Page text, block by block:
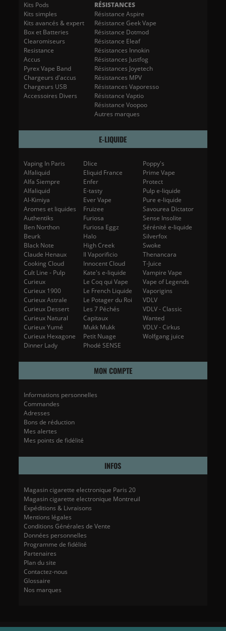
Kits Pods
Kits simples
Kits avancés & expert
Box et Batteries
Clearomiseurs
Resistance
Accus
Pyrex Vape Band
Chargeurs d'accus
Chargeurs USB
Accessoires Divers
RÉSISTANCES
Résistance Aspire
Résistance Geek Vape
Résistance Dotmod
Résistance Eleaf
Résistances Innokin
Résistances Justfog
Résistances Joyetech
Résistances MPV
Résistances Vaporesso
Résistance Vaptio
Résistance Voopoo
Autres marques
E-LIQUIDE
Vaping In Paris
Alfaliquid
Alfa Siempre
Alfaliquid
Al-Kimiya
Aromes et liquides
Authentiks
Ben Northon
Beurk
Black Note
Claude Henaux
Cooking Cloud
Cult Line - Pulp
Curieux
Curieux 1900
Curieux Astrale
Curieux Dessert
Curieux Natural
Curieux Yumé
Curieux Hexagone
Dinner Lady
Dlice
Eliquid France
Enfer
E-tasty
Ever Vape
Fruizee
Furiosa
Furiosa Eggz
Halo
High Creek
Il Vaporificio
Innocent Cloud
Kate's e-liquide
Le Coq qui Vape
Le French Liquide
Le Potager du Roi
Les 7 Péchés
Capitaux
Mukk Mukk
Petit Nuage
Phodé SENSE
Poppy's
Prime Vape
Protect
Pulp e-liquide
Pure e-liquide
Savourea Dictator
Sense Insolite
Sérénité e-liquide
Silverfox
Swoke
Thenancara
T-Juice
Vampire Vape
Vape of Legends
Vaporigins
VDLV
VDLV - Classic
Wanted
VDLV - Cirkus
Wolfgang juice
MON COMPTE
Informations personnelles
Commandes
Adresses
Bons de réduction
Mes alertes
Mes points de fidélité
INFOS
Magasin cigarette electronique Paris 20
Magasin cigarette electronique Montreuil
Expéditions & Livraisons
Mentions légales
Conditions Générales de Vente
Données personnelles
Programme de fidélité
Partenaires
Plan du site
Contactez-nous
Glossaire
Nos marques